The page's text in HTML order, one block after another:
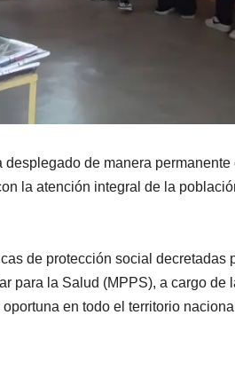
de manera
la atención integral de la
de protección social decretadas
para la Salud (MPPS), a cargo de
en todo el territorio